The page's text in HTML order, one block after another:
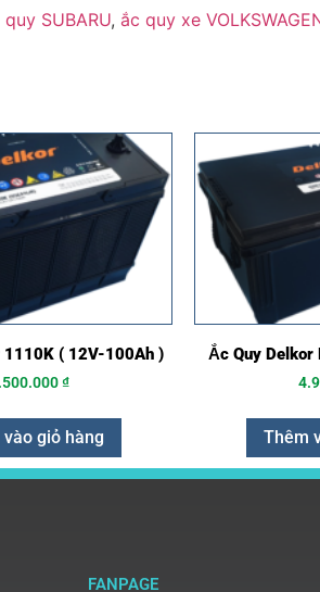
quy SUBARU, ắc quy xe
1110K ( 12V-100Ah )
₫
giỏ hàng
Ắc Quy
Thêm
FANPAGE